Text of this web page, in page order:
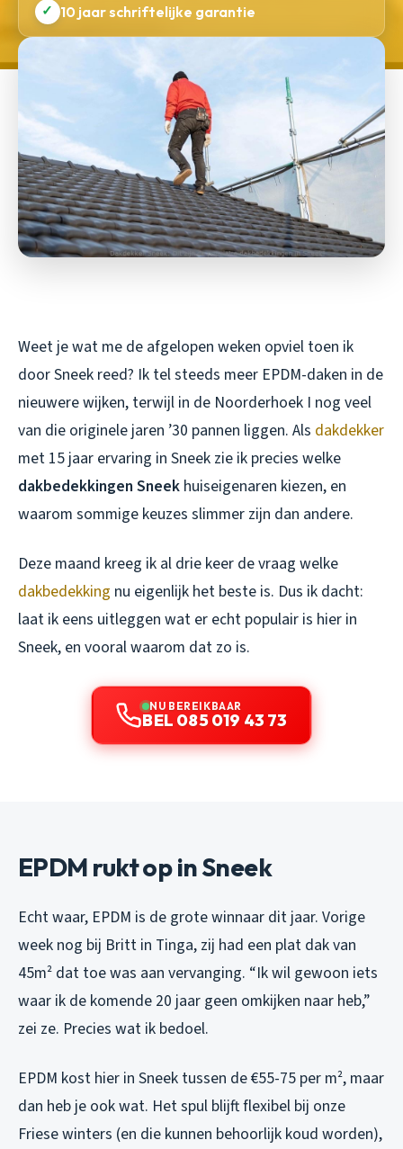
✓ 10 jaar schriftelijke garantie
Weet je wat me de afgelopen weken opviel toen ik
door Sneek reed? Ik tel steeds meer EPDM-daken in de
nieuwere wijken, terwijl in de Noorderhoek I nog veel
van die originele jaren ’30 pannen liggen. Als dakdekker
met 15 jaar ervaring in Sneek zie ik precies welke
dakbedekkingen Sneek huiseigenaren kiezen, en
waarom sommige keuzes slimmer zijn dan andere.
Deze maand kreeg ik al drie keer de vraag welke
dakbedekking nu eigenlijk het beste is. Dus ik dacht:
laat ik eens uitleggen wat er echt populair is hier in
Sneek, en vooral waarom dat zo is.
NU BEREIKBAAR
BEL 085 019 43 73
EPDM rukt op in Sneek
Echt waar, EPDM is de grote winnaar dit jaar. Vorige
week nog bij Britt in Tinga, zij had een plat dak van
45m² dat toe was aan vervanging. “Ik wil gewoon iets
waar ik de komende 20 jaar geen omkijken naar heb,”
zei ze. Precies wat ik bedoel.
EPDM kost hier in Sneek tussen de €55-75 per m², maar
dan heb je ook wat. Het spul blijft flexibel bij onze
Friese winters (en die kunnen behoorlijk koud worden),